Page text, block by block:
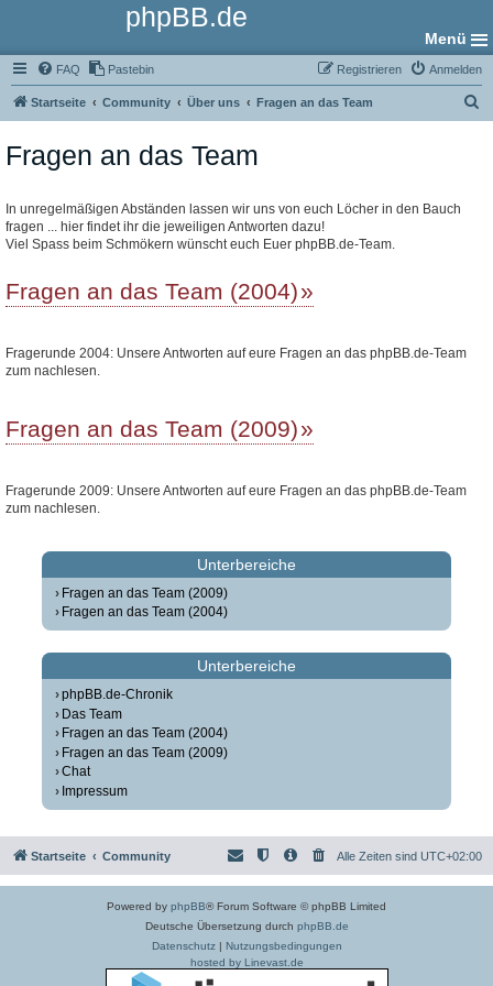
phpBB.de
Menü
FAQ Pastebin Anmelden
Registrieren
Startseite Community Über uns Fragen an das Team
Fragen an das Team
In unregelmäßigen Abständen lassen wir uns von euch Löcher in den Bauch
fragen ... hier findet ihr die jeweiligen Antworten dazu!
Viel Spass beim Schmökern wünscht euch Euer phpBB.de-Team.
Fragen an das Team (2004)
Fragerunde 2004: Unsere Antworten auf eure Fragen an das phpBB.de-Team
zum nachlesen.
Fragen an das Team (2009)
Fragerunde 2009: Unsere Antworten auf eure Fragen an das phpBB.de-Team
zum nachlesen.
Unterbereiche
Fragen an das Team (2009)
Fragen an das Team (2004)
Unterbereiche
phpBB.de-Chronik
Das Team
Fragen an das Team (2004)
Fragen an das Team (2009)
Chat
Impressum
Startseite Community Alle Zeiten sind UTC+02:00
Powered by phpBB® Forum Software © phpBB Limited
Deutsche Übersetzung durch phpBB.de
Datenschutz| Nutzungsbedingungen
hosted by Linevast.de